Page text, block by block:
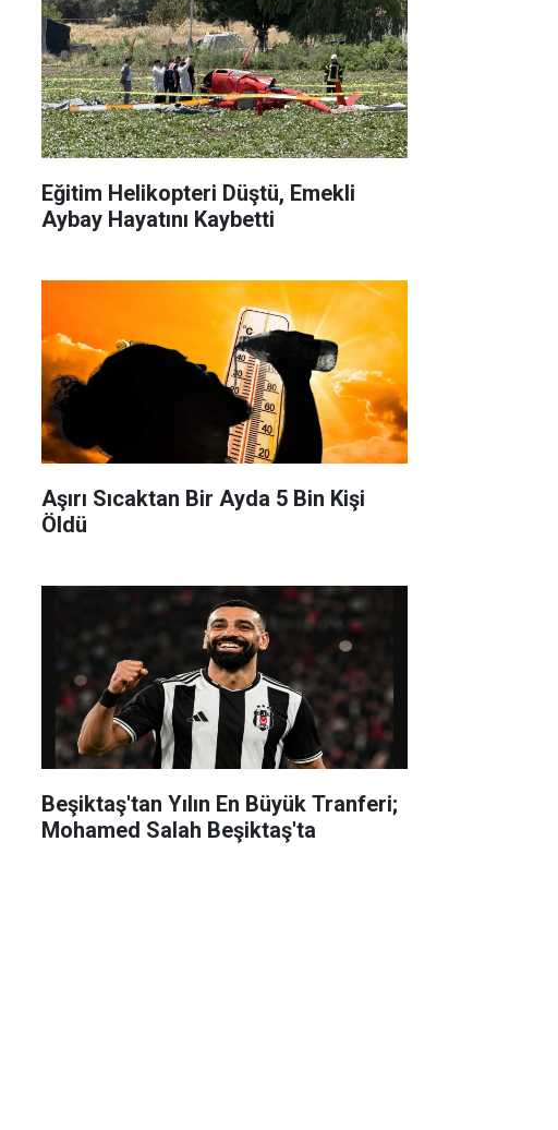
Eğitim Helikopteri Düştü, Emekli
Aybay Hayatını Kaybetti
Aşırı Sıcaktan Bir Ayda 5 Bin Kişi
Öldü
Beşiktaş'tan Yılın En Büyük Tranferi;
Mohamed Salah Beşiktaş'ta